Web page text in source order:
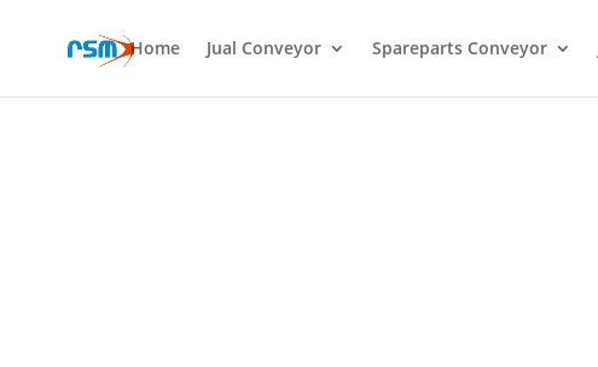
Home Jual Conveyor Spareparts Conveyor